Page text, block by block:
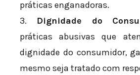
práticas enganadoras.
3.
Dignidade do
práticas abusivas que
dignidade do consumidor,
mesmo seja tratado com